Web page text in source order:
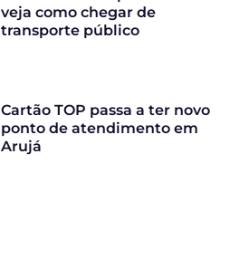
veja como chegar de
transporte público
Cartão TOP passa a ter novo
ponto de atendimento em
Arujá